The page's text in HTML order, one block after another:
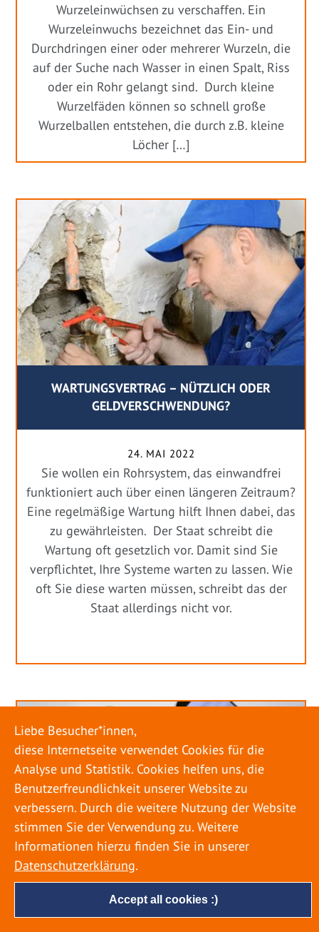
Wurzeleinwüchsen zu verschaffen. Ein
Wurzeleinwuchs bezeichnet das Ein- und
Durchdringen einer oder mehrerer Wurzeln, die
auf der Suche nach Wasser in einen Spalt, Riss
oder ein Rohr gelangt sind. Durch kleine
Wurzelfäden können so schnell große
Wurzelballen entstehen, die durch z.B. kleine
Löcher […]
WARTUNGSVERTRAG – NÜTZLICH ODER
GELDVERSCHWENDUNG?
24. MAI 2022
Sie wollen ein Rohrsystem, das einwandfrei
funktioniert auch über einen längeren Zeitraum?
Eine regelmäßige Wartung hilft Ihnen dabei, das
zu gewährleisten. Der Staat schreibt die
Wartung oft gesetzlich vor. Damit sind Sie
verpflichtet, Ihre Systeme warten zu lassen. Wie
oft Sie diese warten müssen, schreibt das der
Staat allerdings nicht vor.
URLAUB RICHTIG PLANEN – ROHRBRUCH
Accept all cookies :)
Liebe Besucher*innen,
diese Internetseite verwendet Cookies für die
Analyse und Statistik. Cookies helfen uns, die
Benutzerfreundlichkeit unserer Website zu
verbessern. Durch die weitere Nutzung der Website
stimmen Sie der Verwendung zu. Weitere
Informationen hierzu finden Sie in unserer
Datenschutzerklärung.